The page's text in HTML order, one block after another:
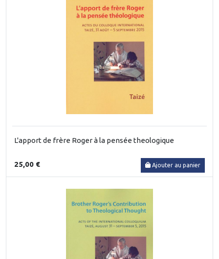
L'apport de frère Roger à la pensée theologique
25,00 € Ajouter au panier